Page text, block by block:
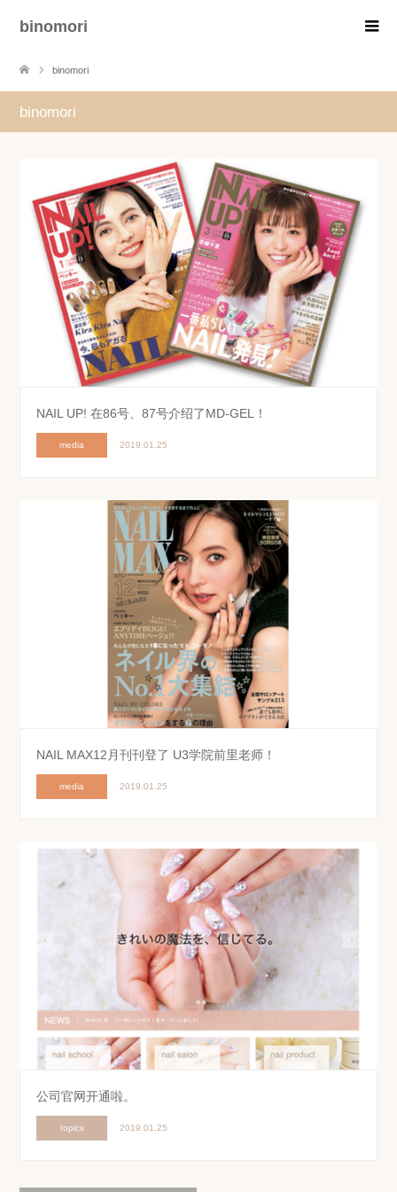
binomori
binomori
binomori
NAIL UP! 在86号、87号介绍了MD-GEL！
media 2019.01.25
NAIL MAX12月刊刊登了 U3学院前里老师！
media 2019.01.25
公司官网开通啦。
topics 2019.01.25